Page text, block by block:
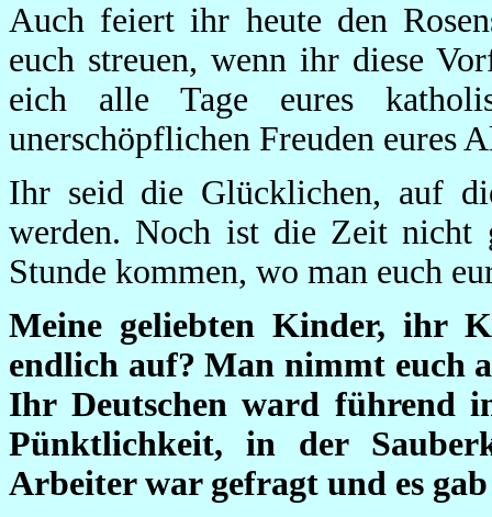
Auch feiert ihr heute den
euch streuen, wenn ihr diese
eich alle Tage eures
unerschöpflichen Freuden eures
Ihr seid die Glücklichen, auf
werden. Noch ist die Zeit nicht
Stunde kommen, wo man euch
Meine geliebten Kinder, ihr
endlich auf? Man nimmt euch
Ihr Deutschen ward führend
Pünktlichkeit, in der
Arbeiter war gefragt und es